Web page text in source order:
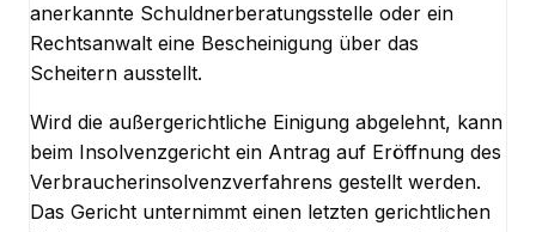
anerkannte Schuldnerberatungsstelle oder ein
Rechtsanwalt eine Bescheinigung über das
Scheitern ausstellt.
Wird die außergerichtliche Einigung abgelehnt, kann
beim Insolvenzgericht ein Antrag auf Eröffnung des
Verbraucherinsolvenzverfahrens gestellt werden.
Das Gericht unternimmt einen letzten gerichtlichen